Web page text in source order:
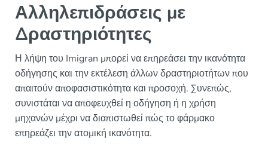
Αλληλεπιδράσεις με
Δραστηριότητες
Η λήψη του Imigran μπορεί να επηρεάσει την ικανότητα
οδήγησης και την εκτέλεση άλλων δραστηριοτήτων που
απαιτούν αποφασιστικότητα και προσοχή. Συνεπώς,
συνιστάται να αποφευχθεί η οδήγηση ή η χρήση
μηχανών μέχρι να διαπιστωθεί πώς το φάρμακο
επηρεάζει την ατομική ικανότητα.